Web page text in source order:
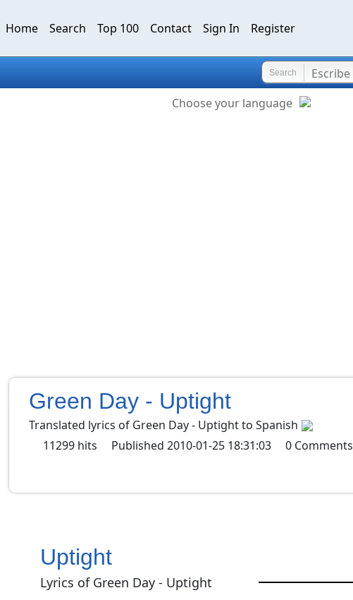
Home Search Top 100 Contact Sign In Register
Search
Choose your language
Green Day - Uptight
Translated lyrics of Green Day - Uptight to Spanish
11299 hits Published 2010-01-25 18:31:03 0 Comments
Uptight
Lyrics of Green Day - Uptight